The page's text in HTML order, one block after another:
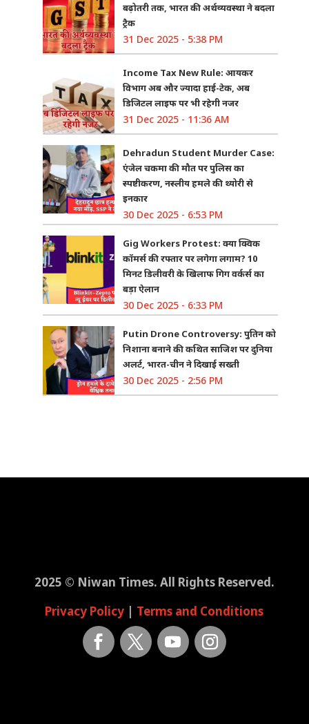
बढ़ोतरी तक, भारत की अर्थव्यवस्था ने बदला
ट्रैक
31 Dec 2025 - 5:38 PM
Income Tax New Rule: आयकर
विभाग अब और ज्यादा हाई-टेक, अब
डिजिटल लाइफ पर भी रहेगी नजर
31 Dec 2025 - 11:36 AM
Dehradun Student Murder Case:
एंजेल चकमा की मौत पर पुलिस का
स्पष्टीकरण, नस्लीय हमले की थ्योरी से
इनकार
30 Dec 2025 - 6:53 PM
Gig Workers Protest: क्या क्विक
कॉमर्स की रफ्तार पर लगेगा लगाम? 10
मिनट डिलीवरी के खिलाफ गिग वर्कर्स का
बड़ा ऐलान
30 Dec 2025 - 6:33 PM
Putin Drone Controversy: पुतिन को
निशाना बनाने की कथित साजिश पर दुनिया
अलर्ट, भारत-चीन ने दिखाई सख्ती
30 Dec 2025 - 2:56 PM
2025 © Niwan Times. All Rights Reserved.
Privacy Policy | Terms and Conditions